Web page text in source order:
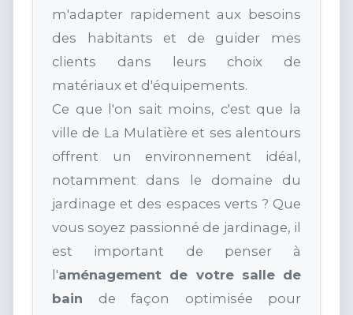
m'adapter rapidement aux besoins
des habitants et de guider mes
clients dans leurs choix de
matériaux et d'équipements.
Ce que l'on sait moins, c'est que la
ville de La Mulatière et ses alentours
offrent un environnement idéal,
notamment dans le domaine du
jardinage et des espaces verts ? Que
vous soyez passionné de jardinage, il
est important de penser à
l'aménagement de votre salle de
bain de façon optimisée pour